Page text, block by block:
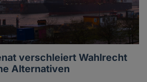
verschleiert Wahlrecht
Alternativen